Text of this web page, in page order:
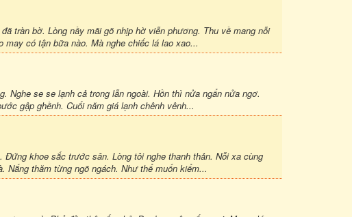
tràn bờ. Lòng nầy mãi gõ nhịp hờ viễn phương. Thu về mang nỗi
có tận bữa nào. Mà nghe chiếc lá lao xao...
Nghe se se lạnh cả trong lẫn ngoài. Hồn thì nửa ngẩn nửa ngơ.
gập ghềnh. Cuối năm giá lạnh chênh vênh...
khoe sắc trước sân. Lòng tôi nghe thanh thản. Nỗi xa cùng
Nắng thăm từng ngõ ngách. Như thể muốn kiểm...